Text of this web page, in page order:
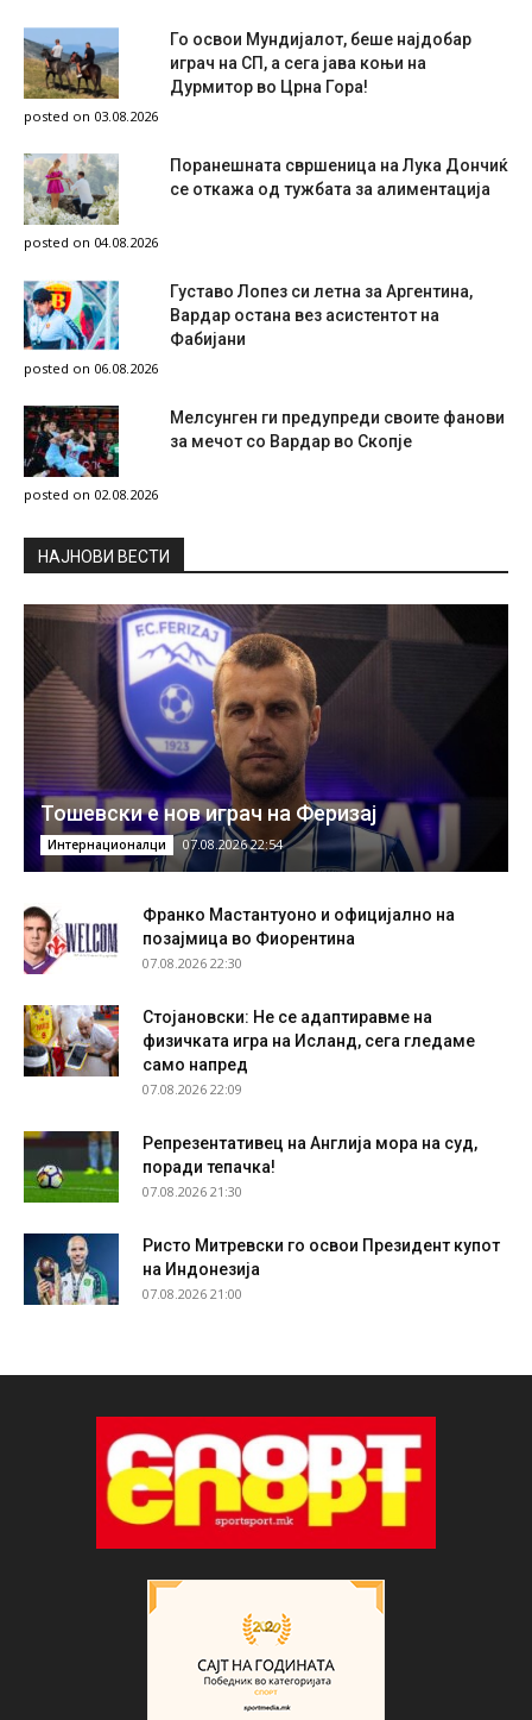
Го освои Мундијалот, беше најдобар
играч на СП, а сега јава коњи на
Дурмитор во Црна Гора!
posted on 03.08.2026
Поранешната свршеница на Лука Дончиќ
се откажа од тужбата за алиментација
posted on 04.08.2026
Густаво Лопез си летна за Аргентина,
Вардар остана вез асистентот на
Фабијани
posted on 06.08.2026
Мелсунген ги предупреди своите фанови
за мечот со Вардар во Скопје
posted on 02.08.2026
НAЈНОВИ ВЕСТИ
Тошевски е нов играч на Феризај
Интернационалци 07.08.2026 22:54
Франко Мастантуоно и официјално на
позајмица во Фиорентина
07.08.2026 22:30
Стојановски: Не се адаптиравме на
физичката игра на Исланд, сега гледаме
само напред
07.08.2026 22:09
Репрезентативец на Англија мора на суд,
поради тепачка!
07.08.2026 21:30
Ристо Митревски го освои Президент купот
на Индонезија
07.08.2026 21:00